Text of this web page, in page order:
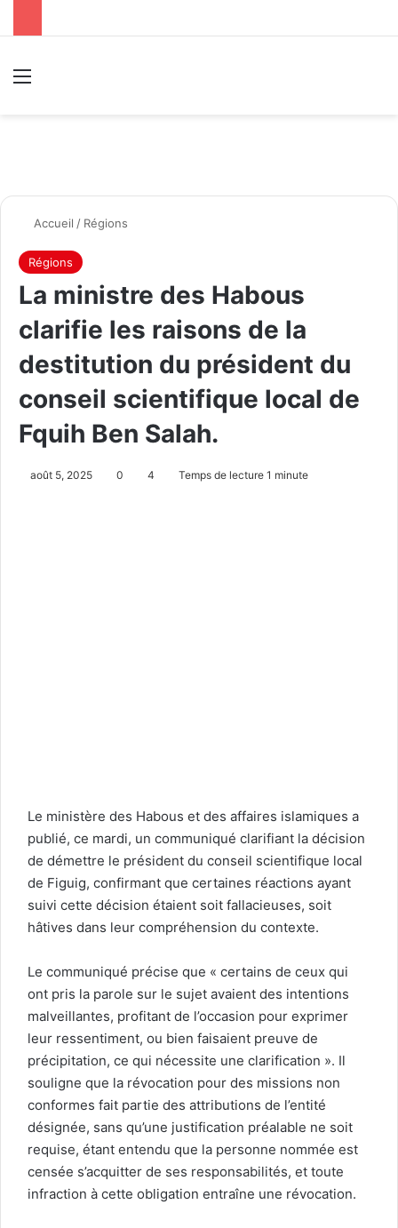
Accueil / Régions
Régions
La ministre des Habous
clarifie les raisons de la
destitution du président du
conseil scientifique local de
Fquih Ben Salah.
août 5, 2025 0 4 Temps de lecture 1 minute
Le ministère des Habous et des affaires islamiques a
publié, ce mardi, un communiqué clarifiant la décision
de démettre le président du conseil scientifique local
de Figuig, confirmant que certaines réactions ayant
suivi cette décision étaient soit fallacieuses, soit
hâtives dans leur compréhension du contexte.
Le communiqué précise que « certains de ceux qui
ont pris la parole sur le sujet avaient des intentions
malveillantes, profitant de l’occasion pour exprimer
leur ressentiment, ou bien faisaient preuve de
précipitation, ce qui nécessite une clarification ». Il
souligne que la révocation pour des missions non
conformes fait partie des attributions de l’entité
désignée, sans qu’une justification préalable ne soit
requise, étant entendu que la personne nommée est
censée s’acquitter de ses responsabilités, et toute
infraction à cette obligation entraîne une révocation.